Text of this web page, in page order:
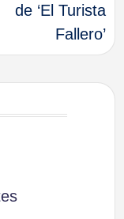
de ‘El Turista
Fallero’